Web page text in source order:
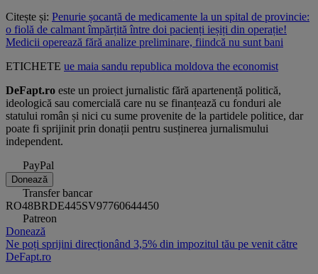
Citește și: Penurie șocantă de medicamente la un spital de provincie:
o fiolă de calmant împărțită între doi pacienți ieșiți din operație!
Medicii operează fără analize preliminare, fiindcă nu sunt bani
ETICHETE ue maia sandu republica moldova the economist
DeFapt.ro este un proiect jurnalistic fără apartenență politică,
ideologică sau comercială care nu se finanțează cu fonduri ale
statului român și nici cu sume provenite de la partidele politice, dar
poate fi sprijinit prin donații pentru susținerea jurnalismului
independent.
PayPal
Donează
Transfer bancar
RO48BRDE445SV97760644450
Patreon
Donează
Ne poți sprijini direcționând 3,5% din impozitul tău pe venit către
DeFapt.ro